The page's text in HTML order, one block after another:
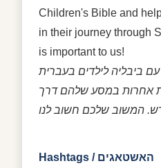
Children's Bible and
in their journey through
is important to us!
ביבליה לילדים בעברית
אחרות במסע שלהם דרך
Hashtags / האשטאגים